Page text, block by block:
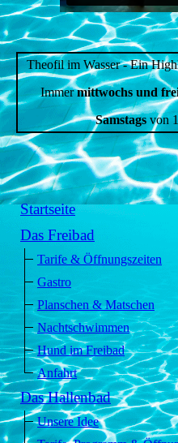
Theofil im Wasser - Ein
Immermittwochs und
Samstags von
Startseite
Das Freibad
Tarife & Öffnungszeiten
Gastro
Planschen & Matschen
Nachtschwimmen
Hund im Freibad
Anfahrt
Das Hallenbad
Unsere Idee